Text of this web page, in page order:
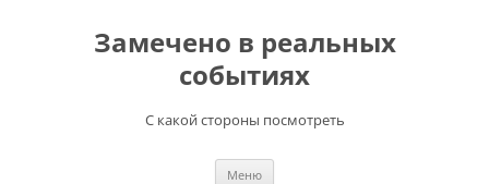
содержимомуЗамечено в реальных
событиях
С какой стороны посмотреть
Меню